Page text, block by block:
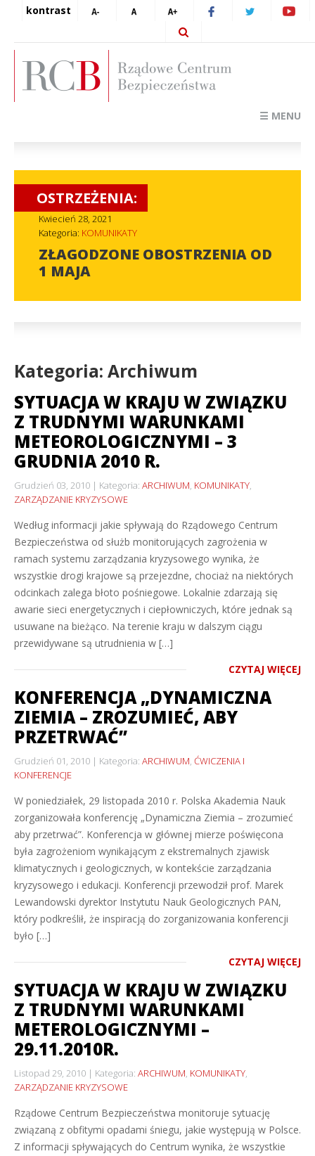
kontrast
☰ MENU
OSTRZEŻENIA:
Kwiecień 28, 2021
Kategoria: KOMUNIKATY
ZŁAGODZONE OBOSTRZENIA OD
1 MAJA
Kategoria: Archiwum
SYTUACJA W KRAJU W ZWIĄZKU
Z TRUDNYMI WARUNKAMI
METEOROLOGICZNYMI – 3
GRUDNIA 2010 R.
Grudzień 03, 2010 Kategoria: ARCHIWUM, KOMUNIKATY,
ZARZĄDZANIE KRYZYSOWE
Według informacji jakie spływają do Rządowego Centrum
Bezpieczeństwa od służb monitorujących zagrożenia w
ramach systemu zarządzania kryzysowego wynika, że
wszystkie drogi krajowe są przejezdne, chociaż na niektórych
odcinkach zalega błoto pośniegowe. Lokalnie zdarzają się
awarie sieci energetycznych i ciepłowniczych, które jednak są
usuwane na bieżąco. Na terenie kraju w dalszym ciągu
przewidywane są utrudnienia w […]
CZYTAJ WIĘCEJ
KONFERENCJA „DYNAMICZNA
ZIEMIA – ZROZUMIEĆ, ABY
PRZETRWAĆ”
Grudzień 01, 2010 Kategoria: ARCHIWUM, ĆWICZENIA I
KONFERENCJE
W poniedziałek, 29 listopada 2010 r. Polska Akademia Nauk
zorganizowała konferencję „Dynamiczna Ziemia – zrozumieć
aby przetrwać”. Konferencja w głównej mierze poświęcona
była zagrożeniom wynikającym z ekstremalnych zjawisk
klimatycznych i geologicznych, w kontekście zarządzania
kryzysowego i edukacji. Konferencji przewodził prof. Marek
Lewandowski dyrektor Instytutu Nauk Geologicznych PAN,
który podkreślił, że inspiracją do zorganizowania konferencji
było […]
CZYTAJ WIĘCEJ
SYTUACJA W KRAJU W ZWIĄZKU
Z TRUDNYMI WARUNKAMI
METEROLOGICZNYMI –
29.11.2010R.
Listopad 29, 2010 Kategoria: ARCHIWUM, KOMUNIKATY,
ZARZĄDZANIE KRYZYSOWE
Rządowe Centrum Bezpieczeństwa monitoruje sytuację
związaną z obfitymi opadami śniegu, jakie występują w Polsce.
Z informacji spływających do Centrum wynika, że wszystkie